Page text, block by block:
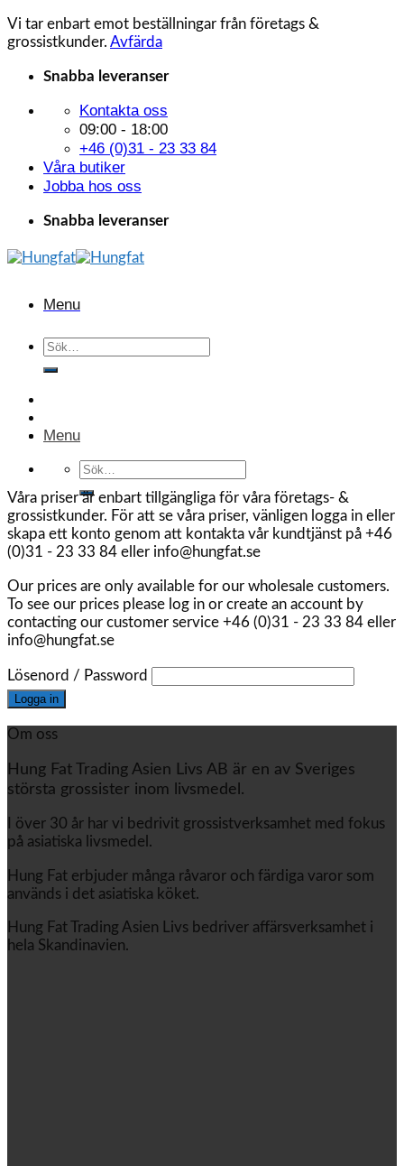
Vi tar enbart emot beställningar från företags &
grossistkunder. Avfärda
Skip
content
Snabba leveranser
Kontakta oss
09:00 - 18:00
+46 (0)31 - 23 33 84
Våra butiker
Jobba hos oss
Snabba leveranser
Menu
Sök
Sök
Menu
Våra priser är enbart tillgängliga för våra företags- &
grossistkunder. För att se våra priser, vänligen logga in eller
skapa ett konto genom att kontakta vår kundtjänst på +46
(0)31 - 23 33 84 eller info@hungfat.se
Our prices are only available for our wholesale customers.
To see our prices please log in or create an account by
contacting our customer service +46 (0)31 - 23 33 84 eller
info@hungfat.se
Lösenord / Password
Om oss
Hung Fat Trading Asien Livs AB är en av Sveriges
största grossister inom livsmedel.
I över 30 år har vi bedrivit grossistverksamhet med fokus
på asiatiska livsmedel.
Hung Fat erbjuder många råvaror och färdiga varor som
används i det asiatiska köket.
Hung Fat Trading Asien Livs bedriver affärsverksamhet i
hela Skandinavien.